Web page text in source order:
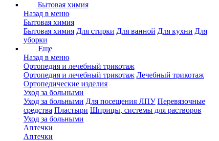
Бытовая химия
Назад в меню
Бытовая химия
Бытовая химия Для стирки Для ванной Для кухни Для
уборки
Еще
Назад в меню
Ортопедия и лечебный трикотаж
Ортопедия и лечебный трикотаж Лечебный трикотаж
Ортопедические изделия
Уход за больными
Уход за больными Для посещения ЛПУ Перевязочные
средства Пластыри Шприцы, системы для растворов
Уход за больными
Аптечки
Аптечки